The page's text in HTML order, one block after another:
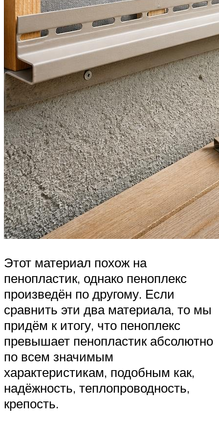
Этот материал похож на
пенопластик, однако пеноплекс
произведён по другому. Если
сравнить эти два материала, то мы
придём к итогу, что пеноплекс
превышает пенопластик абсолютно
по всем значимым
характеристикам, подобным как,
надёжность, теплопроводность,
крепость.